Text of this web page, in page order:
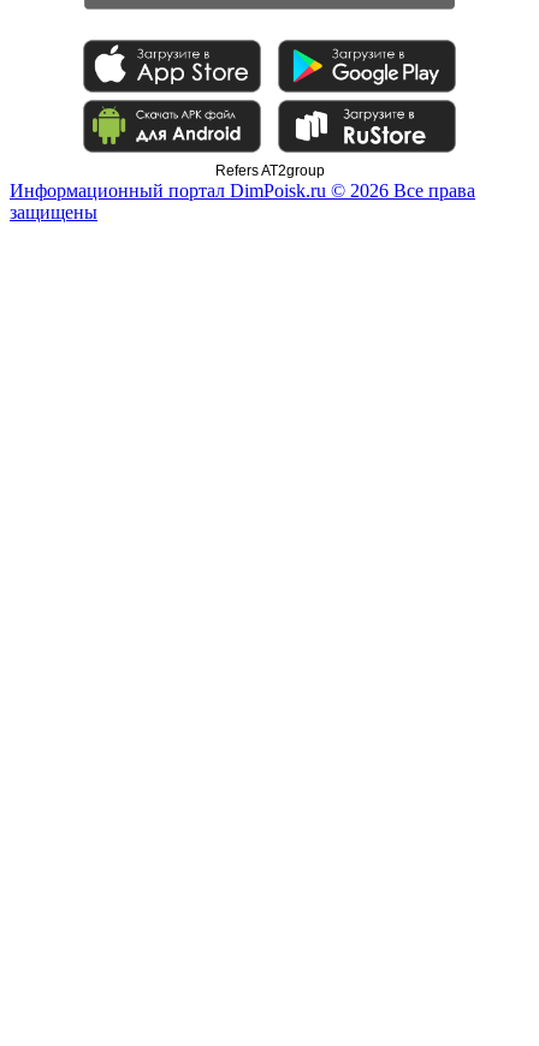
Refers AT2group
Информационный портал DimPoisk.ru © 2026 Все права
защищены